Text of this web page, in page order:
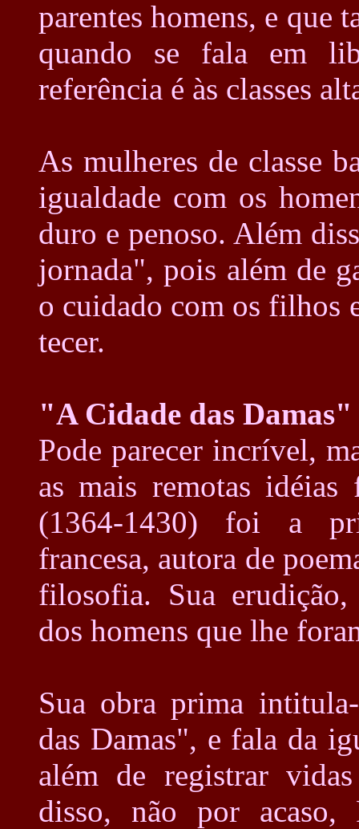
parentes homens, e que
quando se fala em
referência é às classes
As mulheres de classe
igualdade com os
duro e penoso. Além
jornada", pois além de
o cuidado com os filhos
tecer.
"A Cidade das Damas"
Pode parecer incrível,
as mais remotas idéias
(1364-1430) foi a
francesa, autora de
filosofia. Sua erudição,
dos homens que lhe
Sua obra prima
das Damas", e fala da
além de registrar
disso, não por acaso,